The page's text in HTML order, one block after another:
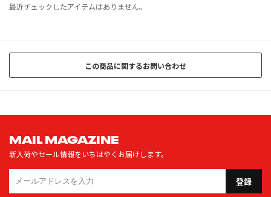
最近チェックしたアイテムはありません。
この商品に関するお問い合わせ
MAIL MAGAZINE
新入荷やセール情報をいちはやくお届けします。
登録